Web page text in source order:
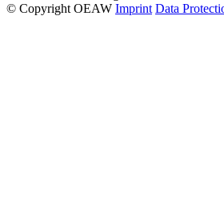
© Copyright OEAW Imprint Data